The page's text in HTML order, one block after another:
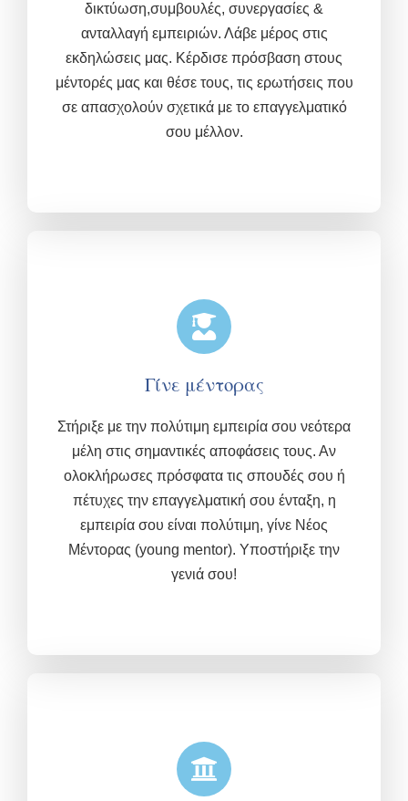
δικτύωση,συμβουλές, συνεργασίες &
ανταλλαγή εμπειριών. Λάβε μέρος στις
εκδηλώσεις μας. Κέρδισε πρόσβαση στους
μέντορές μας και θέσε τους, τις ερωτήσεις που
σε απασχολούν σχετικά με το επαγγελματικό
σου μέλλον.
Γίνε μέντορας
Στήριξε με την πολύτιμη εμπειρία σου νεότερα
μέλη στις σημαντικές αποφάσεις τους. Αν
ολοκλήρωσες πρόσφατα τις σπουδές σου ή
πέτυχες την επαγγελματική σου ένταξη, η
εμπειρία σου είναι πολύτιμη, γίνε Νέος
Μέντορας (young mentor). Υποστήριξε την
γενιά σου!